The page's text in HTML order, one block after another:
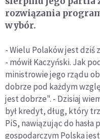
rozwiązania
wybór.
- Wielu Polaków jest dziś
- mówił Kaczyński. Jak
ministrowie jego rządu
dobrze pod każdym
jest dobrze". - Dzisiaj
był kredyt, dług, który
PiS, nawiązując do hasła
gospodarczym Polska